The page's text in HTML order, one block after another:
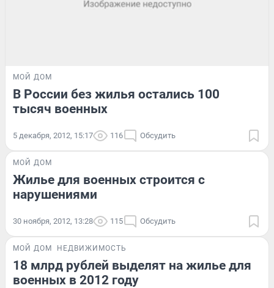
МОЙ ДОМ
В России без жилья остались 100
тысяч военных
5 декабря, 2012, 15:17 116 Обсудить
МОЙ ДОМ
Жилье для военных строится с
нарушениями
30 ноября, 2012, 13:28 115 Обсудить
МОЙ ДОМ НЕДВИЖИМОСТЬ
18 млрд рублей выделят на жилье для
военных в 2012 году